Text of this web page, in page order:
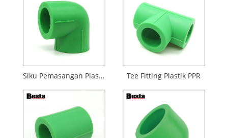
Siku Pemasangan Plastik PPR 90° Tee Fitting Plastik PPR